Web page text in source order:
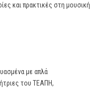
και πρακτικές στη μουσική
με απλά
του ΤΕΑΠΗ,